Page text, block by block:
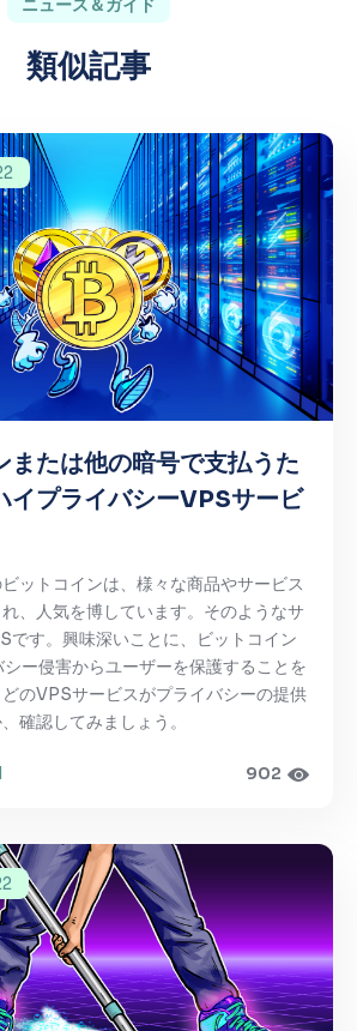
類似記事
または他の暗号で支払うた
イプライバシーVPSサービ
ットコインは、様々な商品やサービス
、人気を博しています。そのようなサ
です。興味深いことに、ビットコイン
ー侵害からユーザーを保護することを
のVPSサービスがプライバシーの提供
確認してみましょう。
902